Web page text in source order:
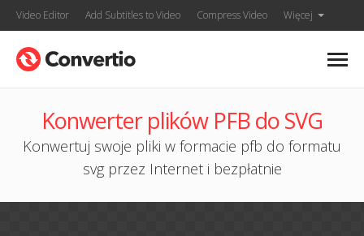
Video Editor Add Subtitles to Video Compress Video Więcej
Konwerter plików PFB do SVG
Konwertuj swoje pliki w formacie pfb do formatu
svg przez Internet i bezpłatnie